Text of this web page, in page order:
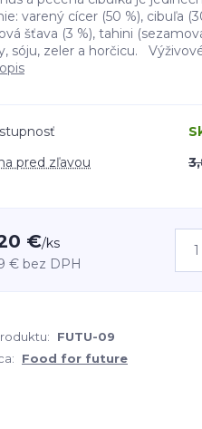
varený cícer (50 %), cibuľa
šťava (3 %), tahini
sóju, zeler a horčicu.
pred zľavou
€/ks
€ bez DPH
FUTU-09
Food for future